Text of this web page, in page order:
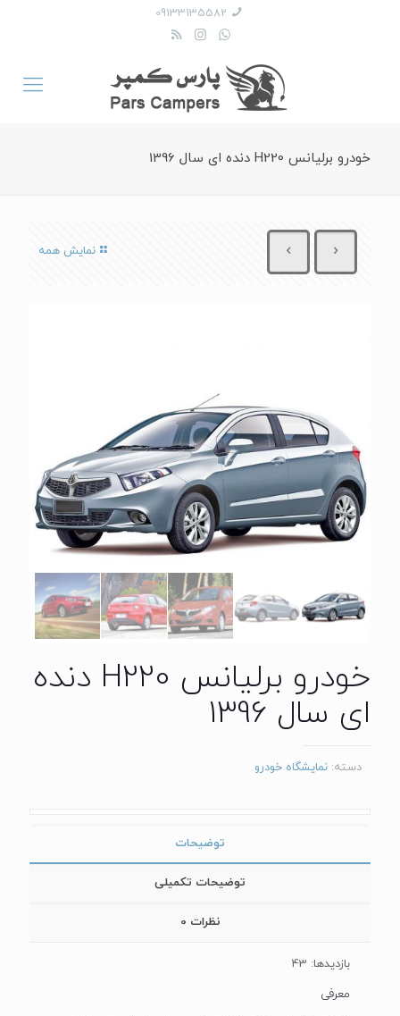
09133135582
خودرو برلیانس H220 دنده ای سال 1396
نمایش همه
خودرو برلیانس H220 دنده
ای سال 1396
دسته: نمایشگاه خودرو
توضیحات
توضیحات تکمیلی
نظرات 0
بازدیدها: 43
معرفی